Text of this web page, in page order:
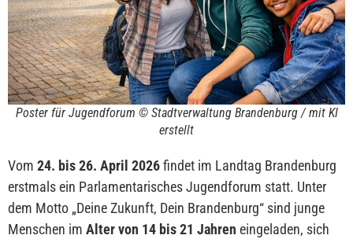
Poster für Jugendforum © Stadtverwaltung Brandenburg / mit KI
erstellt
Vom 24. bis 26. April 2026findet im Landtag Brandenburg
erstmals ein Parlamentarisches Jugendforum statt. Unter
dem Motto „Deine Zukunft, Dein Brandenburg“ sind junge
Menschen im Alter von 14 bis 21 Jahren eingeladen, sich